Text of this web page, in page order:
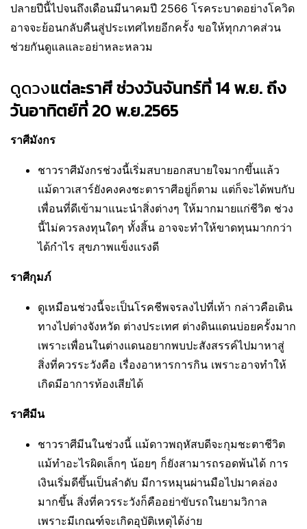
ปลายปีนี้ไปจนถึงเดือนมีนาคมปี 2566 โรคระบาดอย่างโควิด
อาจจะย้อนกลับคืนสู่ประเทศไทยอีกครั้ง ขอให้ทุกภาคส่วน
ช่วยกันดูแลและอย่าหละหลวม
ดูดวงแต่ละราศี ช่วงวันจันทร์ที่ 14 พ.ย. ถึง
วันอาทิตย์ที่ 20 พ.ย.2565
ราศีมังกร
ชาวราศีมังกรช่วงนี้เริ่มสบายอกสบายใจมากขึ้นแล้ว
แม้ดาวเสาร์ยังคงคงชะตาราศีอยู่ก็ตาม แต่ก็จะได้พบกับ
เพื่อนที่ดีเข้ามาแนะนำสิ่งต่างๆ ให้มากมายแก่ชีวิต ช่วง
นี้ไม่ควรลงทุนใดๆ ทั้งสิ้น อาจจะทำให้ขาดทุนมากกว่า
ได้กำไร สุขภาพแข็งแรงดี
ราศีกุมภ์
ดูเหมือนช่วงนี้จะเป็นโรคชีพจรลงไปที่เท้า กล่าวคือเดิน
ทางไปต่างจังหวัด ต่างประเทศ ต่างดินแดนบ่อยครั้งมาก
เพราะเพื่อนในต่างแดนอยากพบปะสังสรรค์ไปมาหาสู่
สิ่งที่ควรระวังคือ เรื่องอาหารการกิน เพราะอาจทำให้
เกิดมีอาการท้องเสียได้
ราศีมีน
ชาวราศีมีนในช่วงนี้ แม้ดาวพฤหัสบดีจะกุมชะตาชีวิต
แม้ทำอะไรผิดเล็กๆ น้อยๆ ก็ยังสามารถรอดพ้นได้ การ
เงินเริ่มดีขึ้นเป็นลำดับ มีการหมุนผ่านมือไปมาคล่อง
มากขึ้น สิ่งที่ควรระวังก็คืออย่าขับรถในยามวิกาล
เพราะมีเกณฑ์จะเกิดอุบัติเหตุได้ง่าย